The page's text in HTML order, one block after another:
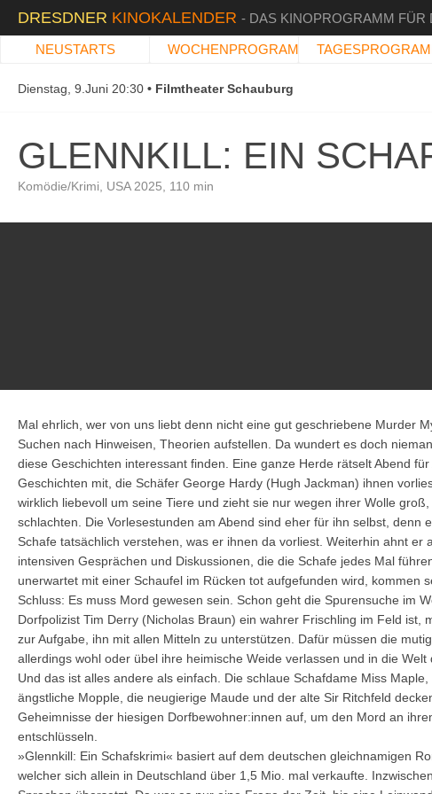
DRESDNER KINOKALENDER - DAS KINOPROGRAMM FÜR
NEUSTARTS WOCHENPROGRAMM
Dienstag, 9.Juni 20:30 Filmtheater Schauburg
GLENNKILL: EIN
Komödie/Krimi, USA 2025, 110 min
Mal ehrlich, wer von uns liebt denn nicht eine gut geschriebene Murder
Suchen nach Hinweisen, Theorien aufstellen. Da wundert es doch
diese Geschichten interessant finden. Eine ganze Herde rätselt Abend
Geschichten mit, die Schäfer George Hardy (Hugh Jackman) ihnen
wirklich liebevoll um seine Tiere und zieht sie nur wegen ihrer Wolle
schlachten. Die Vorlesestunden am Abend sind eher für ihn selbst, denn
Schafe tatsächlich verstehen, was er ihnen da vorliest. Weiterhin ahnt er
intensiven Gesprächen und Diskussionen, die die Schafe jedes Mal
unerwartet mit einer Schaufel im Rücken tot aufgefunden wird, kommen
Schluss: Es muss Mord gewesen sein. Schon geht die Spurensuche im
Dorfpolizist Tim Derry (Nicholas Braun) ein wahrer Frischling im Feld ist,
zur Aufgabe, ihn mit allen Mitteln zu unterstützen. Dafür müssen die
allerdings wohl oder übel ihre heimische Weide verlassen und in die
Und das ist alles andere als einfach. Die schlaue Schafdame Miss
ängstliche Mopple, die neugierige Maude und der alte Sir Ritchfeld
Geheimnisse der hiesigen Dorfbewohner:innen auf, um den Mord an
entschlüsseln.
»Glennkill: Ein Schafskrimi« basiert auf dem deutschen gleichnamigen
welcher sich allein in Deutschland über 1,5 Mio. mal verkaufte.